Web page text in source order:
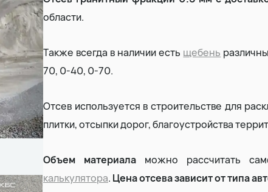
Демонтаж дома
области.
Также всегда в наличии есть щебень
70, 0-40, 0-70.
Отсев используется в строительстве для
плитки, отсыпки дорог, благоустройства
Объем материала можно рассчитать
калькулятора. Цена отсева зависит от типа